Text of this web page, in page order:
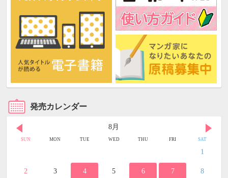
発売カレンダー
8月
SUN MON TUE WED THU FRI SAT
1
2 3 4 5 6 7 8